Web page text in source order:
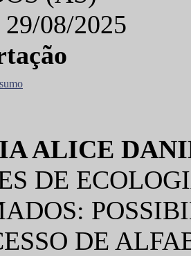
29/08/2025
ALICE
DE
DE